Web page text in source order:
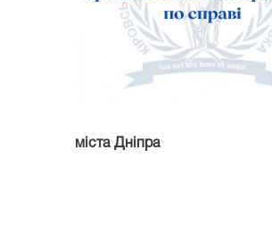
міста Дніпра